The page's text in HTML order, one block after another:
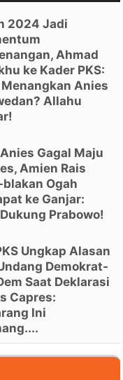
2024 Jadi
Ahmad
ke Kader PKS:
Menangkan Anies
Allahu
Gagal Maju
Amien Rais
blakan Ogah
ke Ganjar:
Prabowo!
Ungkap Alasan
Demokrat-
Saat Deklarasi
Capres:
Ini